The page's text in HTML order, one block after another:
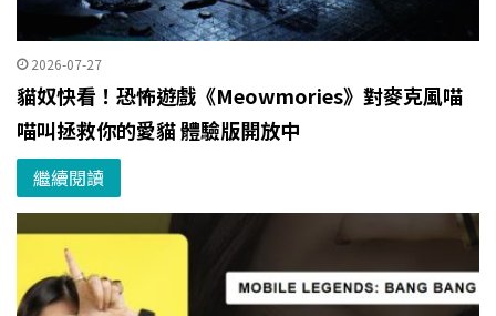
2026-07-27
貓奴快看！恐怖遊戲《Meowmories》對麥克風喵
喵叫拯救你的愛貓 體驗版開放中
繼續閱讀